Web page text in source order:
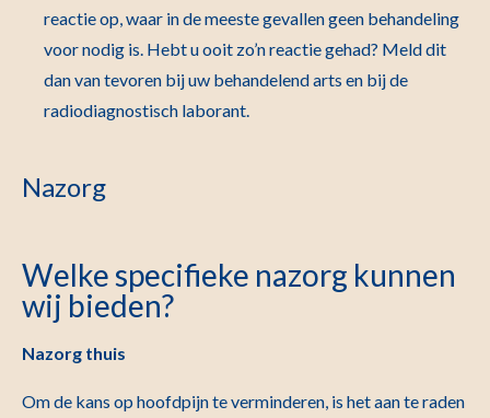
reactie op, waar in de meeste gevallen geen behandeling
voor nodig is. Hebt u ooit zo’n reactie gehad? Meld dit
dan van tevoren bij uw behandelend arts en bij de
radiodiagnostisch laborant.
Nazorg
Welke specifieke nazorg kunnen
wij bieden?
Nazorg thuis
Om de kans op hoofdpijn te verminderen, is het aan te raden